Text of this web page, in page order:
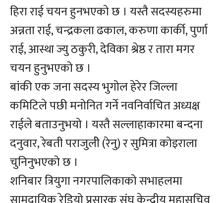
हिरा राई चयन हुनभएको छ । यस्तै सदस्यहरुमा
अन्नता राई, चन्द्रकला ढकाल, करुणा कार्की, पुर्णा
राई, आस्था ज्यु ठकुरी, देविका श्रेष्ठ र तारा मगर
चयन हुनुभएको छ ।
बांकी एक जना सदस्य भुगोल हेरेर जिल्ला
कमिटिले पछी मनोनित गर्ने नवनिर्वाचित अध्यक्ष
राईले बताउनुभयो । यस्तै सल्लाहाकारमा बन्दना
दनुवार, रेबती पराजुलीे (रेनु) र सुमित्रा कोइराला
चुनिनुभएको छ ।
शनिबार त्रियुगा नगरपालिकाको सभाहलमा